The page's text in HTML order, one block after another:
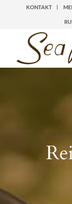
KONTAKT